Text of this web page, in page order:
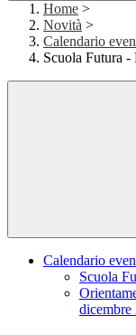
Home >
Novità >
Calendario
Scuola Futura
Calendario
Scuola
dicembre